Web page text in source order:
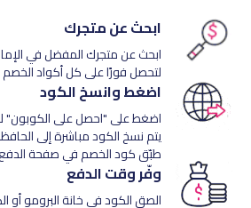
ابحث عن متجرك
ابحث عن متجرك المفضل في
لتحصل فورًا على كل أكواد
اضغط وانسخ الكود
اضغط على "احصل على الكوبون"
يتم نسخ الكود مباشرة إلى
طبّق كود الخصم في صفحة
وفّر وقت الدفع
الصق الكود في خانة البرومو